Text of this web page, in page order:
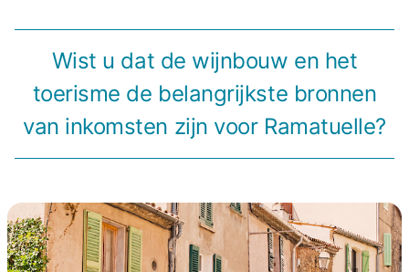
Wist u dat de wijnbouw en het
toerisme de belangrijkste bronnen
van inkomsten zijn voor Ramatuelle?